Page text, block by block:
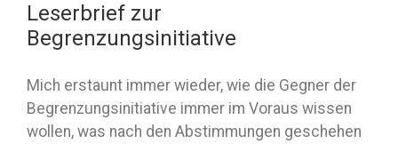
Leserbrief zur
Begrenzungsinitiative
Mich erstaunt immer wieder, wie die Gegner der
Begrenzungsinitiative immer im Voraus wissen
wollen, was nach den Abstimmungen geschehen